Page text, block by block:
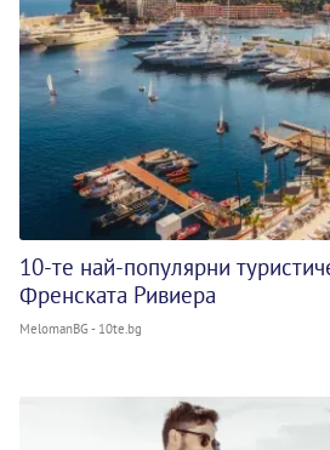
10-те най-популярни
Френската Ривиера
MelomanBG - 10te.bg